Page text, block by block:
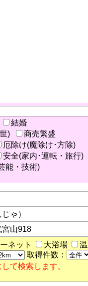
結婚
)
商売繁盛
厄除け(魔除け･方除)
安全(家内･運転・旅行)
能・技術)
ゃ）
宮山918
ネット 大浴場
取得件数：
て検索します。